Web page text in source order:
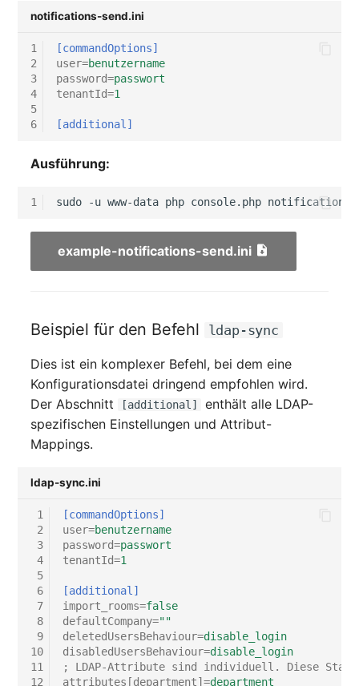
Laufwerk
Listener
Lizenzschlüssel
Logische Netzwerkports
Mobilfunk
Server
Service
SIM-Karte
Switch
notifications-send.ini
1
2
3
4
5
6
[commandOptions]
user=benutzername
password=passwort
tenantId=1
[additional]
Ausführung:
1 sudo -u www-data php console.php notifications-
example-notifications-send.ini
Beispiel für den Befehl ldap-sync
Dies ist ein komplexer Befehl, bei dem eine
Konfigurationsdatei dringend empfohlen wird.
Der Abschnitt
[additional]
enthält alle LDAP-
spezifischen Einstellungen und Attribut-
Mappings.
ldap-sync.ini
1
2
3
4
5
6
7
8
9
10
11
12
[commandOptions]
user=benutzername
password=passwort
tenantId=1
[additional]
import_rooms=false
defaultCompany=""
deletedUsersBehaviour=disable_login
disabledUsersBehaviour=disable_login
; LDAP-Attribute sind individuell. Diese
attributes[department]=department